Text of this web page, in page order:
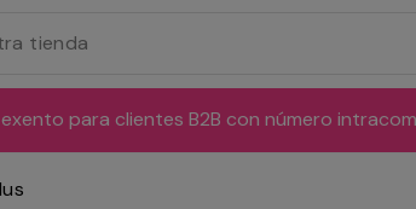
exento para clientes B2B con número